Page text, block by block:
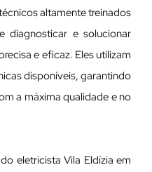
altamente treinados
diagnosticar e solucionar
e eficaz. Eles utilizam
disponíveis, garantindo
a máxima qualidade e no
eletricista Vila Eldízia em